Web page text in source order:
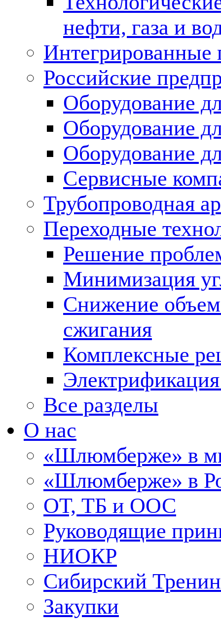
нефти, газа и
Российские
Оборудование
Оборудование
Оборудование
Сервисные
Трубопроводная
Переходные
Решение
Минимизация
Снижение
сжигания
Комплексные
Все разделы
О нас
«Шлюмберже» в
«Шлюмберже» в
ОТ, ТБ и ООС
Руководящие
НИОКР
Сибирский
Закупки